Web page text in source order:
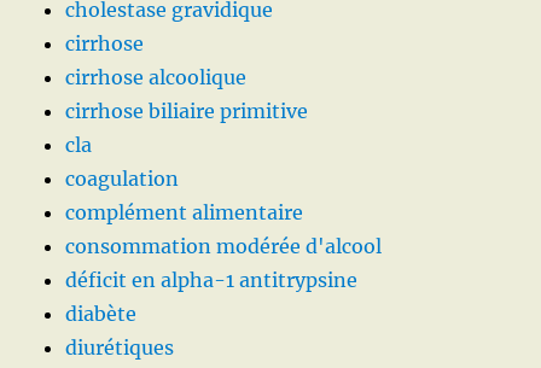
cholestase gravidique
cirrhose
cirrhose alcoolique
cirrhose biliaire primitive
cla
coagulation
complément alimentaire
consommation modérée d'alcool
déficit en alpha-1 antitrypsine
diabète
diurétiques